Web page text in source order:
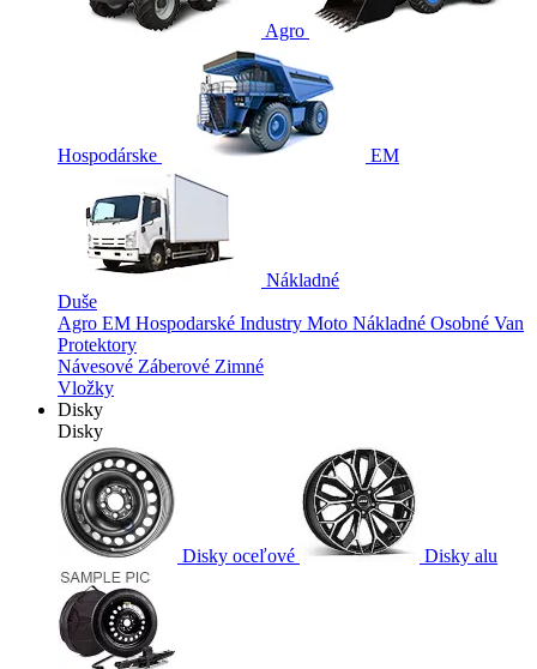
Agro
Hospodárske EM
Nákladné
Duše
Agro EM Hospodarské Industry Moto Nákladné Osobné Van
Protektory
Návesové Záberové Zimné
Vložky
Disky
Disky
Disky oceľové Disky alu